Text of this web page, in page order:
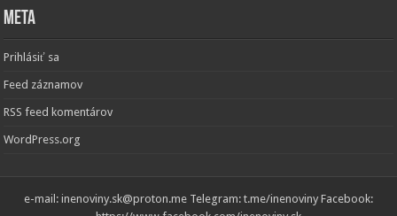
Meta
Prihlásiť sa
Feed záznamov
RSS feed komentárov
WordPress.org
e-mail: inenoviny.sk@proton.me Telegram: t.me/inenoviny Facebook: